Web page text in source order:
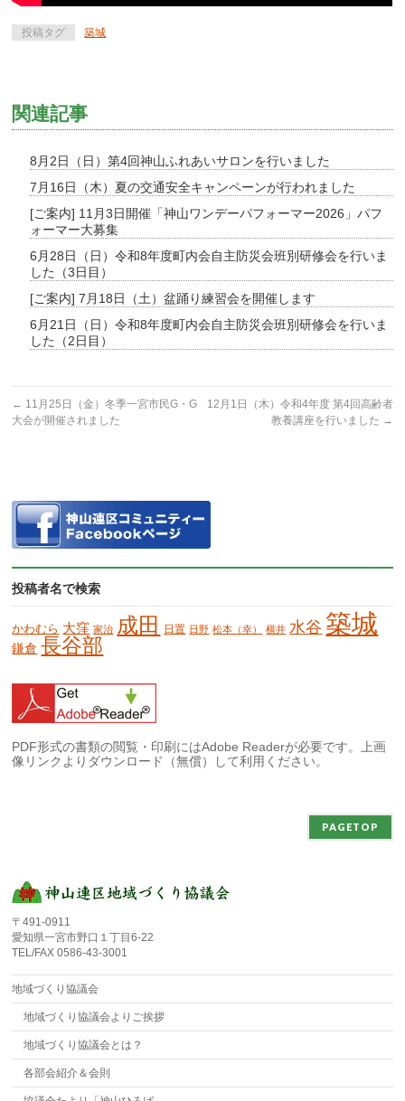
投稿タグ 築城
関連記事
8月2日（日）第4回神山ふれあいサロンを行いました
7月16日（木）夏の交通安全キャンペーンが行われました
[ご案内] 11月3日開催「神山ワンデーパフォーマー2026」パフ
ォーマー大募集
6月28日（日）令和8年度町内会自主防災会班別研修会を行いま
した（3日目）
[ご案内] 7月18日（土）盆踊り練習会を開催します
6月21日（日）令和8年度町内会自主防災会班別研修会を行いま
した（2日目）
← 11月25日（金）冬季一宮市民G・G
大会が開催されました
12月1日（木）令和4年度 第4回高齢者
教養講座を行いました →
投稿者名で検索
かわむら 大窪 家治 成田 日置 日野 松本（幸） 横井 水谷 築城
鎌倉 長谷部
PDF形式の書類の閲覧・印刷にはAdobe Readerが必要です。上画
像リンクよりダウンロード（無償）して利用ください。
PAGETOP
〒491-0911
愛知県一宮市野口１丁目6-22
TEL/FAX 0586-43-3001
地域づくり協議会
地域づくり協議会よりご挨拶
地域づくり協議会とは？
各部会紹介＆会則